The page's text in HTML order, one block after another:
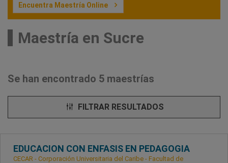
Encuentra Maestría Online
Maestría en Sucre
Se han encontrado 5 maestrías
FILTRAR RESULTADOS
EDUCACION CON ENFASIS EN PEDAGOGIA
CECAR - Corporación Universitaria del Caribe - Facultad de